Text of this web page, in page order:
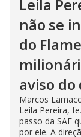
Leila
não se
do
aviso
Marcos
Leila Pereira,
passo da SAF
por ele. A